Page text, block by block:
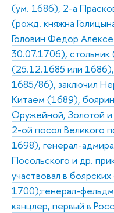
(ум. 1686), 2-а
(рожд. княжна
Головин Федор
30.07.1706),
(25.12.1685 или
1685/86), заключил
Китаем (1689),
Оружейной, Золотой
2-ой посол Великого
1698), генерал-
Посольского и др.
участвовал в
1700);генерал-
канцлер, первый в